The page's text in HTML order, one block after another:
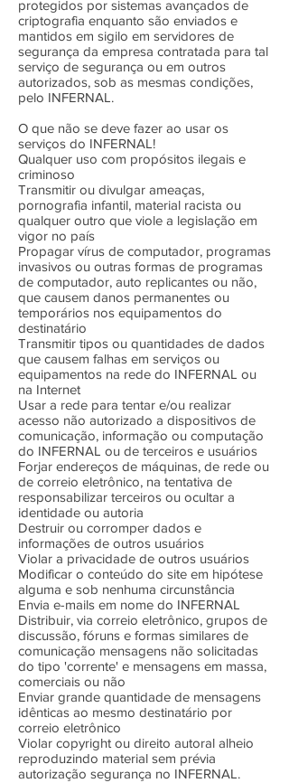
protegidos por sistemas avançados de
criptografia enquanto são enviados e
mantidos em sigilo em servidores de
segurança da empresa contratada para tal
serviço de segurança ou em outros
autorizados, sob as mesmas condições,
pelo INFERNAL.
O que não se deve fazer ao usar os
serviços do INFERNAL!
Qualquer uso com propósitos ilegais e
criminoso
Transmitir ou divulgar ameaças,
pornografia infantil, material racista ou
qualquer outro que viole a legislação em
vigor no país
Propagar vírus de computador, programas
invasivos ou outras formas de programas
de computador, auto replicantes ou não,
que causem danos permanentes ou
temporários nos equipamentos do
destinatário
Transmitir tipos ou quantidades de dados
que causem falhas em serviços ou
equipamentos na rede do INFERNAL ou
na Internet
Usar a rede para tentar e/ou realizar
acesso não autorizado a dispositivos de
comunicação, informação ou computação
do INFERNAL ou de terceiros e usuários
Forjar endereços de máquinas, de rede ou
de correio eletrônico, na tentativa de
responsabilizar terceiros ou ocultar a
identidade ou autoria
Destruir ou corromper dados e
informações de outros usuários
Violar a privacidade de outros usuários
Modificar o conteúdo do site em hipótese
alguma e sob nenhuma circunstância
Envia e-mails em nome do INFERNAL
Distribuir, via correio eletrônico, grupos de
discussão, fóruns e formas similares de
comunicação mensagens não solicitadas
do tipo 'corrente' e mensagens em massa,
comerciais ou não
Enviar grande quantidade de mensagens
idênticas ao mesmo destinatário por
correio eletrônico
Violar copyright ou direito autoral alheio
reproduzindo material sem prévia
autorização segurança no INFERNAL.